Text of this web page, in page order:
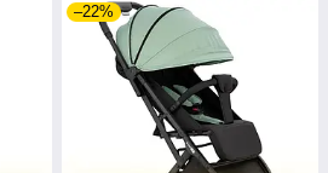
–22%